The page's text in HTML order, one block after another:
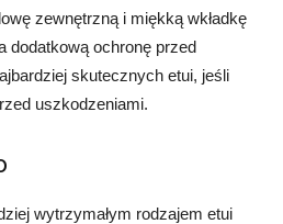
zewnętrzną i miękką wkładkę
dodatkową ochronę przed
skutecznych etui, jeśli
uszkodzeniami.
wytrzymałym rodzajem etui